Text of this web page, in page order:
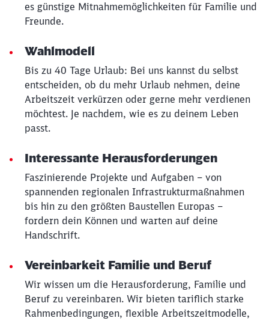
es günstige Mitnahmemöglichkeiten für Familie und
Freunde.
Wahlmodell
Bis zu 40 Tage Urlaub: Bei uns kannst du selbst
entscheiden, ob du mehr Urlaub nehmen, deine
Arbeitszeit verkürzen oder gerne mehr verdienen
möchtest. Je nachdem, wie es zu deinem Leben
passt.
Interessante Herausforderungen
Faszinierende Projekte und Aufgaben – von
spannenden regionalen Infrastrukturmaßnahmen
bis hin zu den größten Baustellen Europas –
fordern dein Können und warten auf deine
Handschrift.
Vereinbarkeit Familie und Beruf
Wir wissen um die Herausforderung, Familie und
Beruf zu vereinbaren. Wir bieten tariflich starke
Rahmenbedingungen, flexible Arbeitszeitmodelle,